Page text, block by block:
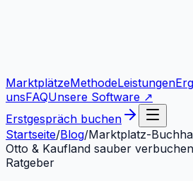
MarktplätzeMethodeLeistungen
unsFAQUnsere Software ↗
Erstgespräch buchen
Startseite/Blog/Marktplatz-
Otto & Kaufland sauber verbuchen
Ratgeber